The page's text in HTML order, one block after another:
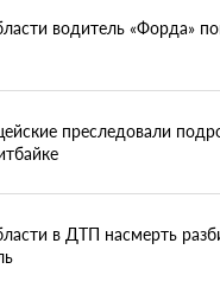
водитель «Форда»
преследовали
в ДТП насмерть